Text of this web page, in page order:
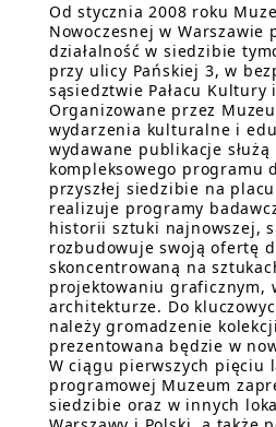
Od stycznia 2008 roku
Nowoczesnej w Warszawie
działalność w siedzibie
przy ulicy Pańskiej 3, w
sąsiedztwie Pałacu Kultury
Organizowane przez
wydarzenia kulturalne i
wydawane publikacje
kompleksowego programu
przyszłej siedzibie na
realizuje programy
historii sztuki najnowszej,
rozbudowuje swoją ofertę
skoncentrowaną na
projektowaniu graficznym,
architekturze. Do
należy gromadzenie
prezentowana będzie w
W ciągu pierwszych pięciu
programowej Muzeum
siedzibie oraz w innych